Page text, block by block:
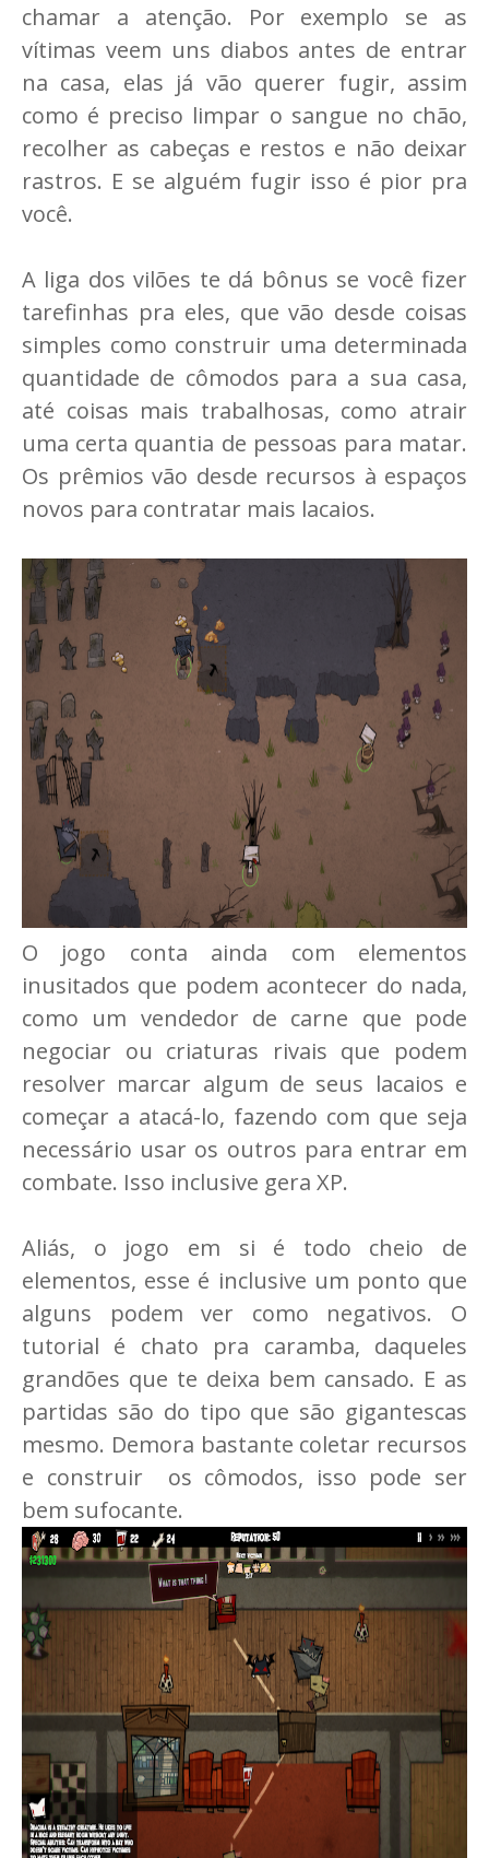
chamar a atenção. Por exemplo se as
vítimas veem uns diabos antes de entrar
na casa, elas já vão querer fugir, assim
como é preciso limpar o sangue no chão,
recolher as cabeças e restos e não deixar
rastros. E se alguém fugir isso é pior pra
você.
A liga dos vilões te dá bônus se você fizer
tarefinhas pra eles, que vão desde coisas
simples como construir uma determinada
quantidade de cômodos para a sua casa,
até coisas mais trabalhosas, como atrair
uma certa quantia de pessoas para matar.
Os prêmios vão desde recursos à espaços
novos para contratar mais lacaios.
O jogo conta ainda com elementos
inusitados que podem acontecer do nada,
como um vendedor de carne que pode
negociar ou criaturas rivais que podem
resolver marcar algum de seus lacaios e
começar a atacá-lo, fazendo com que seja
necessário usar os outros para entrar em
combate. Isso inclusive gera XP.
Aliás, o jogo em si é todo cheio de
elementos, esse é inclusive um ponto que
alguns podem ver como negativos. O
tutorial é chato pra caramba, daqueles
grandões que te deixa bem cansado. E as
partidas são do tipo que são gigantescas
mesmo. Demora bastante coletar recursos
e construir os cômodos, isso pode ser
bem sufocante.